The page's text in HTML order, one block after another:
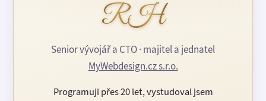
RH
Senior vývojář a CTO · majitel a jednatel
MyWebdesign.cz s.r.o.
Programuji přes 20 let, vystudoval jsem